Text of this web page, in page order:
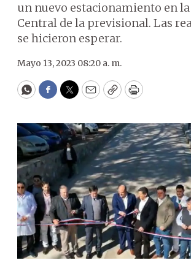
un nuevo estacionamiento en la
Central de la previsional. Las
se hicieron esperar.
Mayo 13, 2023 08:20 a. m.
WhatsApp
Facebook
Twitter
EmailCopyPrint